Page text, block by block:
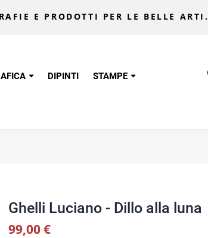
E PRODOTTI PER LE BELLE ARTI.
DIPINTI STAMPE
Ghelli Luciano - Dillo alla luna
99,00 €